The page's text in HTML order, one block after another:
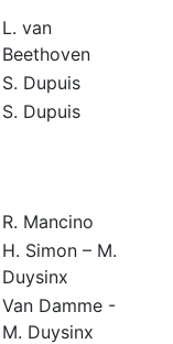
L. van
Beethoven
S. Dupuis
S. Dupuis
R. Mancino
H. Simon – M.
Duysinx
Van Damme -
M. Duysinx